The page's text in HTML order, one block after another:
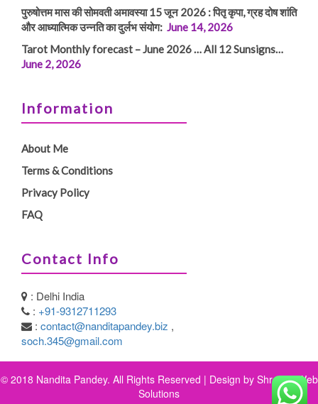
पुरुषोत्तम मास की सोमवती अमावस्या 15 जून 2026 : पितृ कृपा, ग्रह दोष शांति
और आध्यात्मिक उन्नति का दुर्लभ संयोग: June 14, 2026
Tarot Monthly forecast – June 2026 … All 12 Sunsigns…
June 2, 2026
Information
About Me
Terms & Conditions
Privacy Policy
FAQ
Contact Info
: Delhi India
: +91-9312711293
: contact@nanditapandey.biz ,
soch.345@gmail.com
© 2018 Nandita Pandey. All Rights Reserved | Design by Shreeya Web
Solutions